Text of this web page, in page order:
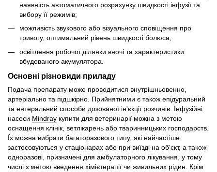
наявність автоматичного розрахунку швидкості інфузії та
вибору її режимів;
можливість звукового або візуального сповіщення про
тривогу, оптимальний рівень швидкості болюса;
освітлення робочої ділянки вночі та характеристики
вбудованого акумулятора.
Основні різновиди приладу
Подача препарату може проводитися внутрішньовенно,
артеріально та підшкірно. Прийнятними є також епідуральний
та ентеральний способи дозованої ін'єкції розчинів. Інфузійні
насоси Mindray купити для ветеринарії можна з метою
оснащення клінік, ветлікарень або тваринницьких господарств.
Їх можна вибрати багаторазового типу, які найчастіше
застосовуються у стаціонарах або при виїзді на об'єкт, а також
одноразові, призначені для амбулаторного лікування, у тому
числі з метою введення хімієтерапії чи живильних рідин. Крім